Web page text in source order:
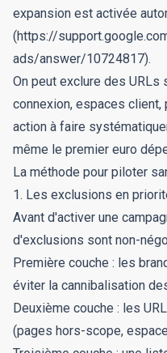
expansion est activée
(https://
ads/answer/10724817).
On peut exclure des
connexion, espaces
action à faire
même le premier euro
La méthode pour piloter
1. Les exclusions en
Avant d'activer une
d'exclusions sont non-
Première couche : les
éviter la cannibalisation
Deuxième couche : les
(pages hors-scope,